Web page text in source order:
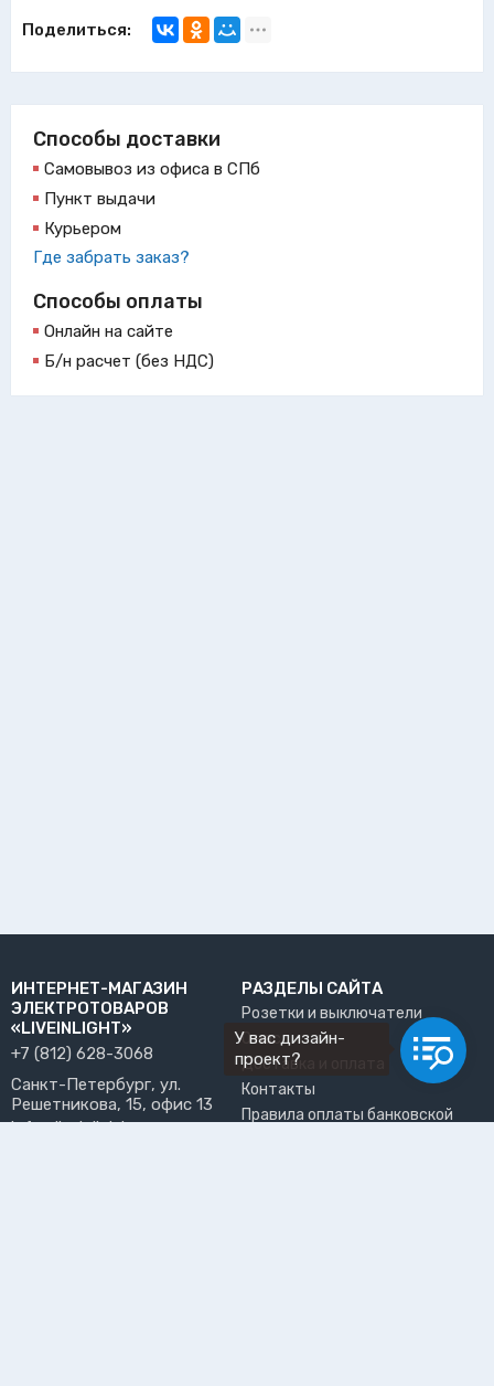
Поделиться:
Способы доставки
Самовывоз из офиса в СПб
Пункт выдачи
Курьером
Где забрать заказ?
Способы оплаты
Онлайн на сайте
Б/н расчет (без НДС)
ИНТЕРНЕТ-МАГАЗИН
ЭЛЕКТРОТОВАРОВ
«LIVEINLIGHT»
+7 (812) 628-3068
Санкт-Петербург, ул.
Решетникова, 15, офис 13
info@liveinlight.ru
РАЗДЕЛЫ САЙТА
Розетки и выключатели
О нас
Доставка и оплата
Контакты
Правила оплаты банковской
У вас дизайн-
проект?